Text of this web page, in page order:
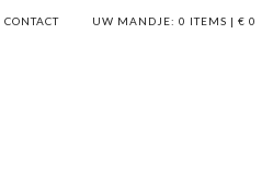
UW MANDJE: 0 ITEMS | € 0
CONTACT